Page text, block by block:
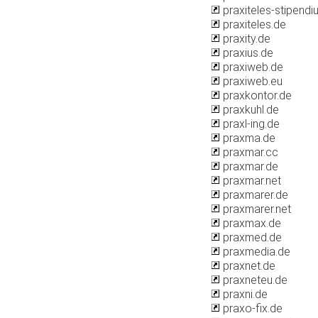
praxiteles-
praxiteles.de
praxity.de
praxius.de
praxiweb.de
praxiweb.eu
praxkontor.de
praxkuhl.de
praxl-ing.de
praxma.de
praxmar.cc
praxmar.de
praxmar.net
praxmarer.de
praxmarer.net
praxmax.de
praxmed.de
praxmedia.de
praxnet.de
praxneteu.de
praxni.de
praxo-fix.de